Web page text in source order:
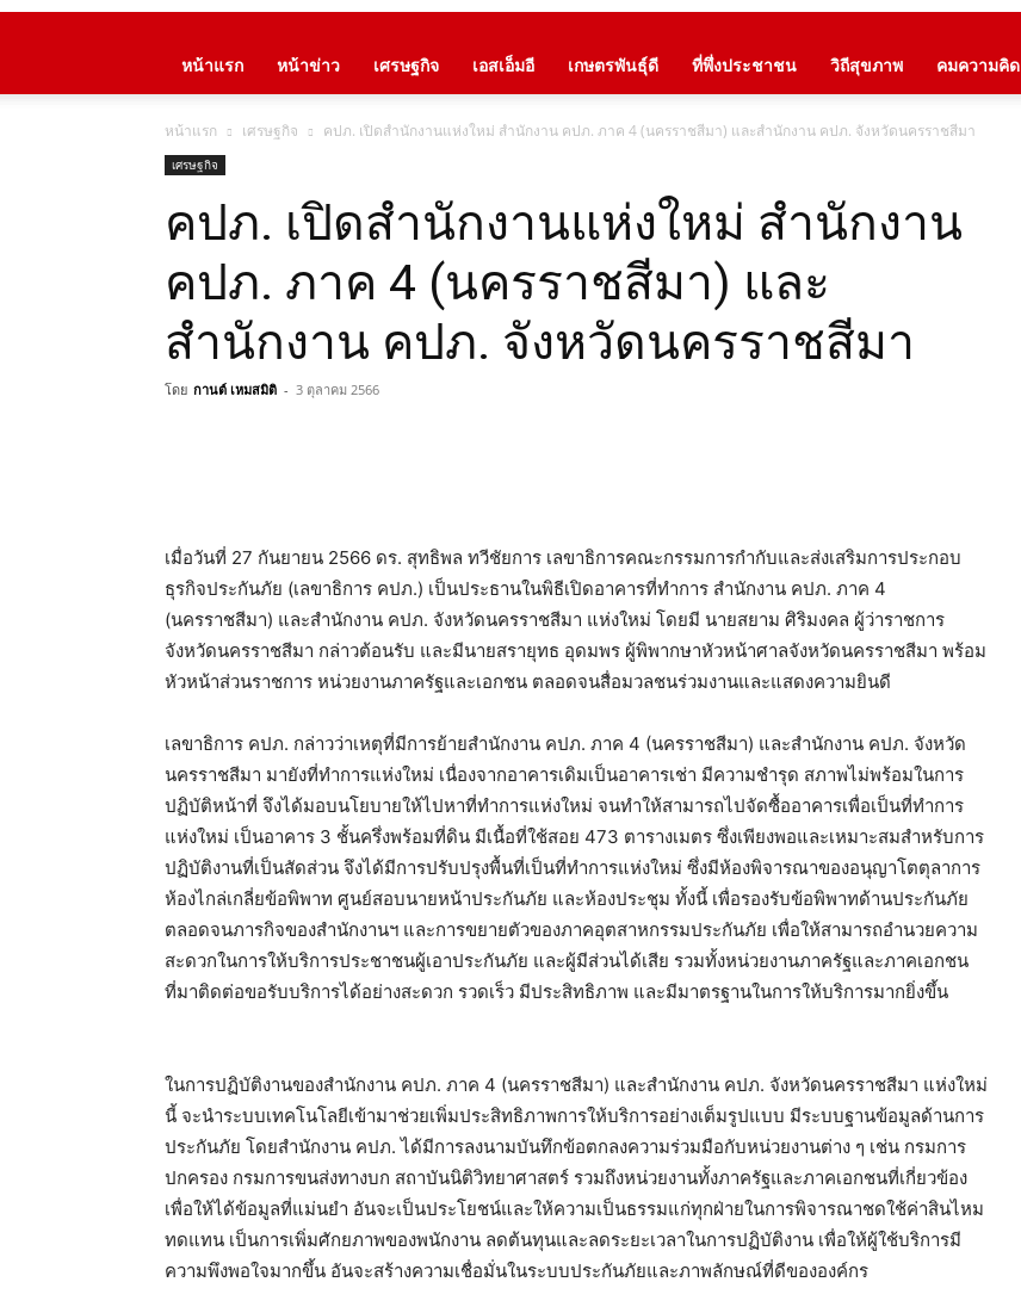
หน้าแรก หน้าข่าว เศรษฐกิจ เอสเอ็มอี เกษตรพันธุ์ดี ที่พึ่งประชาชน วิถีสุขภาพ คมความคิด
หน้าแรก เศรษฐกิจ คปภ. เปิดสำนักงานแห่งใหม่ สำนักงาน คปภ. ภาค 4 (นครราชสีมา) และสำนักงาน คปภ. จังหวัดนครราชสีมา
เศรษฐกิจ
คปภ. เปิดสำนักงานแห่งใหม่ สำนักงาน
คปภ. ภาค 4 (นครราชสีมา) และ
สำนักงาน คปภ. จังหวัดนครราชสีมา
โดย กานต์ เหมสมิติ - 3 ตุลาคม 2566
เมื่อวันที่ 27 กันยายน 2566 ดร. สุทธิพล ทวีชัยการ เลขาธิการคณะกรรมการกำกับและส่งเสริมการประกอบ
ธุรกิจประกันภัย (เลขาธิการ คปภ.) เป็นประธานในพิธีเปิดอาคารที่ทำการ สำนักงาน คปภ. ภาค 4
(นครราชสีมา) และสำนักงาน คปภ. จังหวัดนครราชสีมา แห่งใหม่ โดยมี นายสยาม ศิริมงคล ผู้ว่าราชการ
จังหวัดนครราชสีมา กล่าวต้อนรับ และมีนายสรายุทธ อุดมพร ผู้พิพากษาหัวหน้าศาลจังหวัดนครราชสีมา พร้อม
หัวหน้าส่วนราชการ หน่วยงานภาครัฐและเอกชน ตลอดจนสื่อมวลชนร่วมงานและแสดงความยินดี
เลขาธิการ คปภ. กล่าวว่าเหตุที่มีการย้ายสำนักงาน คปภ. ภาค 4 (นครราชสีมา) และสำนักงาน คปภ. จังหวัด
นครราชสีมา มายังที่ทำการแห่งใหม่ เนื่องจากอาคารเดิมเป็นอาคารเช่า มีความชำรุด สภาพไม่พร้อมในการ
ปฏิบัติหน้าที่ จึงได้มอบนโยบายให้ไปหาที่ทำการแห่งใหม่ จนทำให้สามารถไปจัดซื้ออาคารเพื่อเป็นที่ทำการ
แห่งใหม่ เป็นอาคาร 3 ชั้นครึ่งพร้อมที่ดิน มีเนื้อที่ใช้สอย 473 ตารางเมตร ซึ่งเพียงพอและเหมาะสมสำหรับการ
ปฏิบัติงานที่เป็นสัดส่วน จึงได้มีการปรับปรุงพื้นที่เป็นที่ทำการแห่งใหม่ ซึ่งมีห้องพิจารณาของอนุญาโตตุลาการ
ห้องไกล่เกลี่ยข้อพิพาท ศูนย์สอบนายหน้าประกันภัย และห้องประชุม ทั้งนี้ เพื่อรองรับข้อพิพาทด้านประกันภัย
ตลอดจนภารกิจของสำนักงานฯ และการขยายตัวของภาคอุตสาหกรรมประกันภัย เพื่อให้สามารถอำนวยความ
สะดวกในการให้บริการประชาชนผู้เอาประกันภัย และผู้มีส่วนได้เสีย รวมทั้งหน่วยงานภาครัฐและภาคเอกชน
ที่มาติดต่อขอรับบริการได้อย่างสะดวก รวดเร็ว มีประสิทธิภาพ และมีมาตรฐานในการให้บริการมากยิ่งขึ้น
ในการปฏิบัติงานของสำนักงาน คปภ. ภาค 4 (นครราชสีมา) และสำนักงาน คปภ. จังหวัดนครราชสีมา แห่งใหม่
นี้ จะนำระบบเทคโนโลยีเข้ามาช่วยเพิ่มประสิทธิภาพการให้บริการอย่างเต็มรูปแบบ มีระบบฐานข้อมูลด้านการ
ประกันภัย โดยสำนักงาน คปภ. ได้มีการลงนามบันทึกข้อตกลงความร่วมมือกับหน่วยงานต่าง ๆ เช่น กรมการ
ปกครอง กรมการขนส่งทางบก สถาบันนิติวิทยาศาสตร์ รวมถึงหน่วยงานทั้งภาครัฐและภาคเอกชนที่เกี่ยวข้อง
เพื่อให้ได้ข้อมูลที่แม่นยำ อันจะเป็นประโยชน์และให้ความเป็นธรรมแก่ทุกฝ่ายในการพิจารณาชดใช้ค่าสินไหม
ทดแทน เป็นการเพิ่มศักยภาพของพนักงาน ลดต้นทุนและลดระยะเวลาในการปฏิบัติงาน เพื่อให้ผู้ใช้บริการมี
ความพึงพอใจมากขึ้น อันจะสร้างความเชื่อมั่นในระบบประกันภัยและภาพลักษณ์ที่ดีขององค์กร